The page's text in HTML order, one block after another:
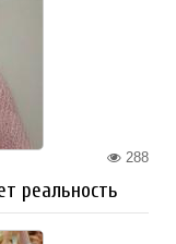
288
реальность